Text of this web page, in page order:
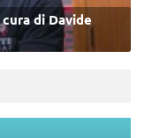
di Davide